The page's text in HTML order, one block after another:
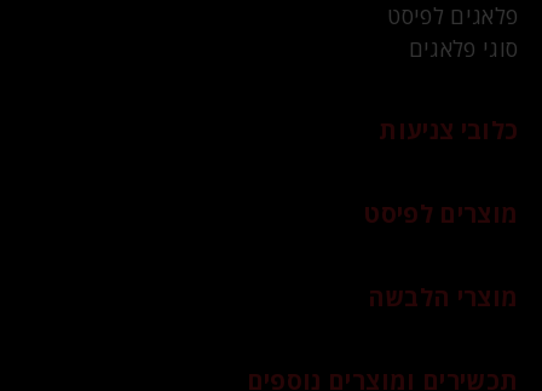
פלאגים לפיסט
סוגי פלאגים
כלובי צניעות
מוצרים לפיסט
מוצרי הלבשה
תכשירים ומוצרים נוספים